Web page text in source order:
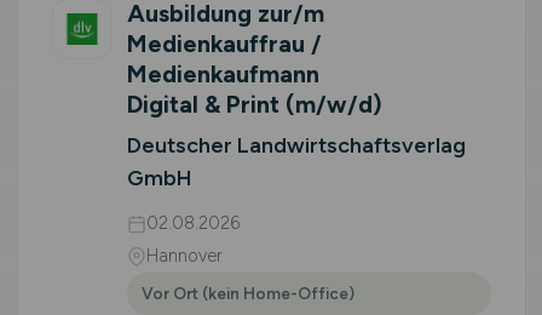
Ausbildung zur/m
Medienkauffrau /
Medienkaufmann
Digital & Print (m/w/d)
Deutscher Landwirtschaftsverlag
GmbH
02.08.2026
Hannover
Vor Ort (kein Home-Office)